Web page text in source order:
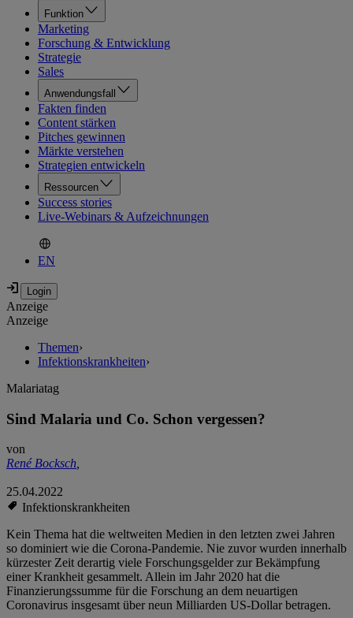
Funktion
Marketing
Forschung & Entwicklung
Strategie
Sales
Anwendungsfall
Fakten finden
Content stärken
Pitches gewinnen
Märkte verstehen
Strategien entwickeln
Ressourcen
Success stories
Live-Webinars & Aufzeichnungen
EN
Anzeige
Anzeige
Themen›
Infektionskrankheiten›
Malariatag
Sind Malaria und Co. Schon vergessen?
von
René Bocksch,
25.04.2022
Infektionskrankheiten
Kein Thema hat die weltweiten Medien in den letzten zwei Jahren
so dominiert wie die Corona-Pandemie. Nie zuvor wurden innerhalb
kürzester Zeit derartig viele Forschungsgelder zur Bekämpfung
einer Krankheit gesammelt. Allein im Jahr 2020 hat die
Finanzierungssumme für die Forschung an dem neuartigen
Coronavirus insgesamt über neun Milliarden US-Dollar betragen.